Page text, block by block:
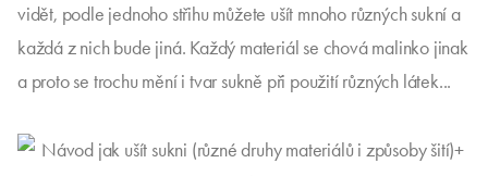
vidět, podle jednoho střihu můžete ušít mnoho různých sukní a
každá z nich bude jiná. Každý materiál se chová malinko jinak
a proto se trochu mění i tvar sukně při použití různých látek...